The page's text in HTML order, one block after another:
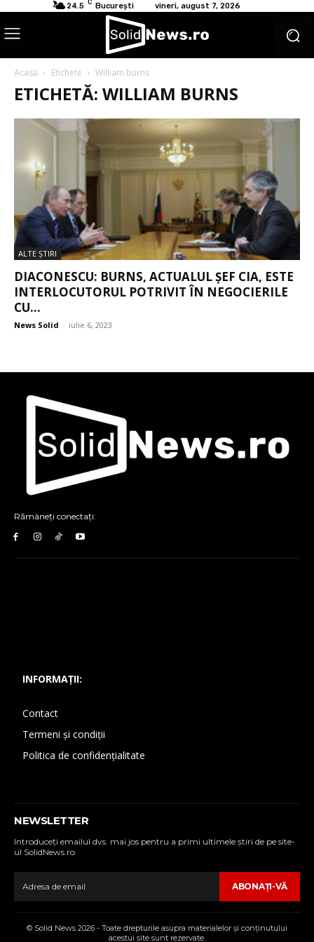
24.5 C București vineri, august 7, 2026
Acasă Etichete William burns
ETICHETĂ: WILLIAM BURNS
ALTE ŞTIRI
DIACONESCU: BURNS, ACTUALUL ȘEF CIA, ESTE
INTERLOCUTORUL POTRIVIT ÎN NEGOCIERILE
CU...
News Solid - iulie 6, 2023
Rămâneți conectați:
INFORMAȚII:
Contact
Termeni și condiții
Politica de confidențialitate
NEWSLETTER
Introduceţi emailul dvs. mai jos pentru a primi ultimele ştiri de pe site-
ul SolidNews.ro
ABONAŢI-VĂ
© Solid News 2026 - Toate drepturile asupra materialelor şi conţinutului
acestui site sunt rezervate.